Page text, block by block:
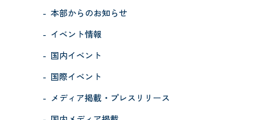
本部からのお知らせ
イベント情報
国内イベント
国際イベント
メディア掲載・プレスリリース